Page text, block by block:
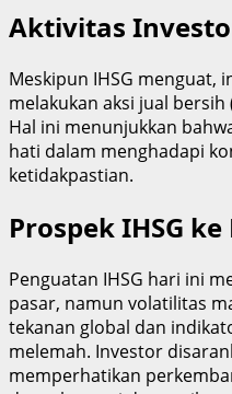
Aktivitas
Meskipun IHSG menguat,
melakukan aksi jual
Hal ini menunjukkan
hati dalam menghadapi
ketidakpastian.
Prospek IHSG ke
Penguatan IHSG hari ini
pasar, namun volatilitas
tekanan global dan
melemah. Investor
memperhatikan